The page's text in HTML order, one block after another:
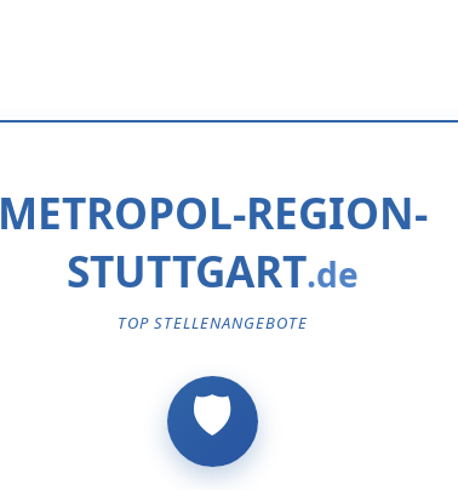
METROPOL-REGION-
STUTTGART
TOP STELLENANGEBOTE